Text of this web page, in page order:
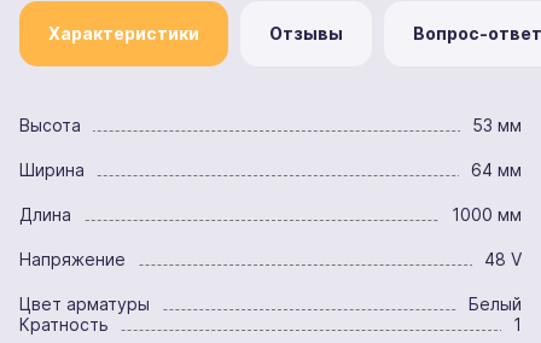
Характеристики Отзывы Вопрос-ответ
Высота 53 мм
Ширина 64 мм
Длина 1000 мм
Напряжение 48 V
Цвет арматуры
Белый
Кратность
1